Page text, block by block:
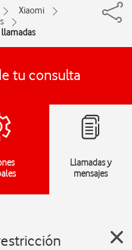
Xiaomi
tu consulta
Llamadas y
mensajes